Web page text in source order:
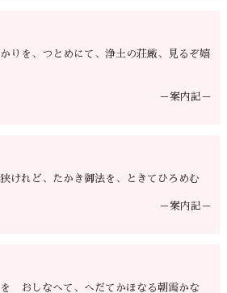
りを、つとめにて、浄土の荘厳、見るぞ嬉
－案内記－
けれど、たかき御法を、ときてひろめむ
－案内記－
おしなへて、へだてかほなる朝霞かな